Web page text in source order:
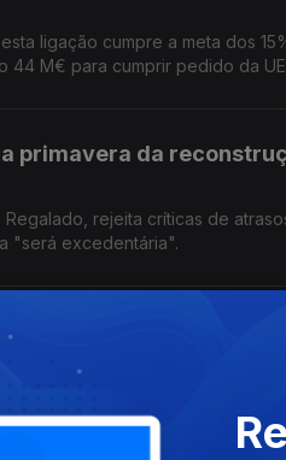
ligação cumpre a meta dos
44 M€ para cumprir pedido da
primavera da
rejeita críticas de
"será excedentária".
mas não resolvida
Turismo, diz que desligar
e na imagem do país.